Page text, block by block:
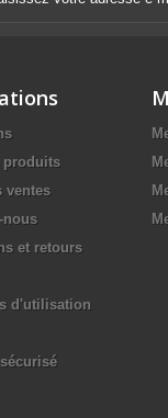
produits
ventes
nous
et retours
d'utilisation